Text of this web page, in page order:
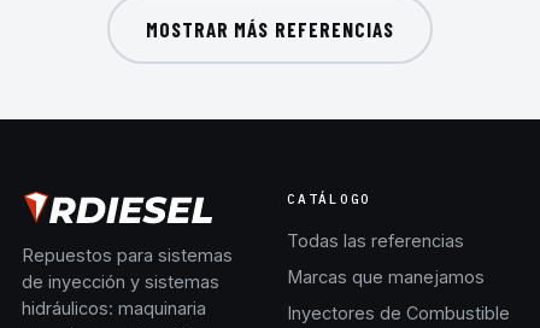
MOSTRAR MÁS REFERENCIAS
Repuestos para sistemas
de inyección y sistemas
hidráulicos: maquinaria
CATÁLOGO
Todas las referencias
Marcas que manejamos
Inyectores de Combustible